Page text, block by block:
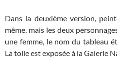
Dans la deuxième version,
même, mais les deux
une femme, le nom du tableau
La toile est exposée à la Galerie